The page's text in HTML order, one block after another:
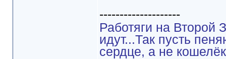
--------------------
Работяги на Второй
идут...Так пусть
сердце, а не кошелёк